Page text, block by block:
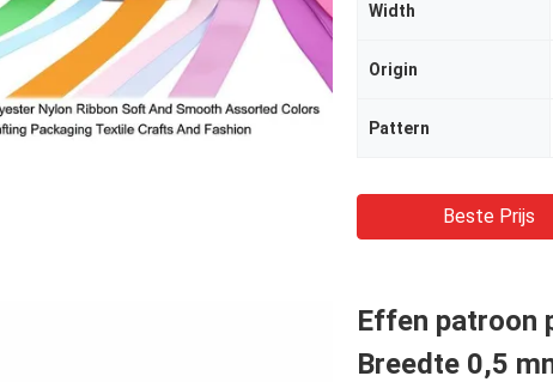
Width
Origin
Pattern
Beste Prijs
Effen patroon
Breedte 0,5